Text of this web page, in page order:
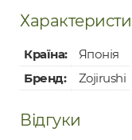
Країна:
Японія
Бренд:
Zojirushi
Відгуки